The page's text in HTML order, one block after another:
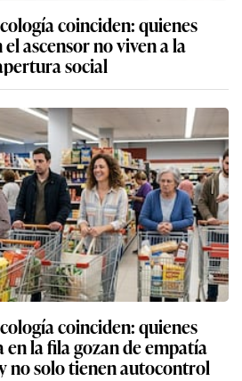
coinciden: quienes
ascensor no viven a la
social
coinciden: quienes
la fila gozan de empatía
no solo tienen autocontrol